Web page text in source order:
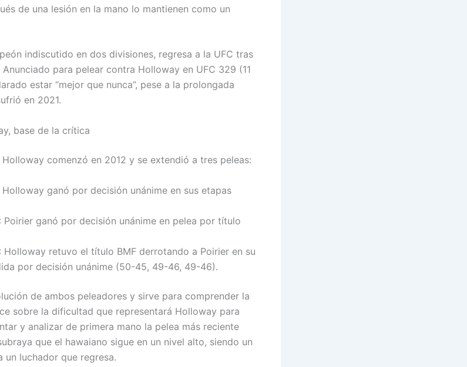
de una lesión en la mano lo mantienen como un
indiscutido en dos divisiones, regresa a la UFC tras
para pelear contra Holloway en UFC 329 (11
estar “mejor que nunca”, pese a la prolongada
en 2021.
base de la crítica
comenzó en 2012 y se extendió a tres peleas:
Holloway ganó por decisión unánime en sus etapas
Poirier ganó por decisión unánime en pelea por título
Holloway retuvo el título BMF derrotando a Poirier en su
por decisión unánime (50-45, 49-46, 49-46).
de ambos peleadores y sirve para comprender la
sobre la dificultad que representará Holloway para
y analizar de primera mano la pelea más reciente
que el hawaiano sigue en un nivel alto, siendo un
un luchador que regresa.